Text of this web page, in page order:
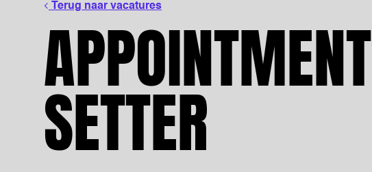
Terug naar vacatures
APPOINTMENT
SETTER